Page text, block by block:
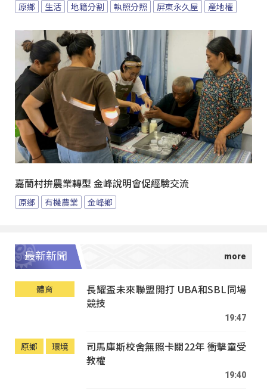
原鄉 生活 地籍分割 執照分照 屏東永久屋 產地權
嘉蘭村拚農業轉型 金峰說明會促經驗交流
原鄉 有機農業 金峰鄉
最新新聞
體育
長耀盃未來聯盟開打 UBA和SBL同場
競技
19:47
原鄉 環境
司馬庫斯校舍無照卡關22年 衝擊童受
教權
19:40